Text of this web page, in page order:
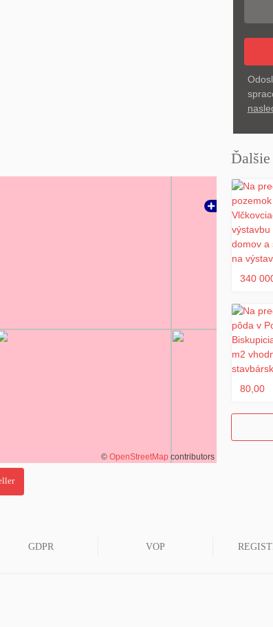
© OpenStreetMap contributors
340
80,00
GDPR VOP